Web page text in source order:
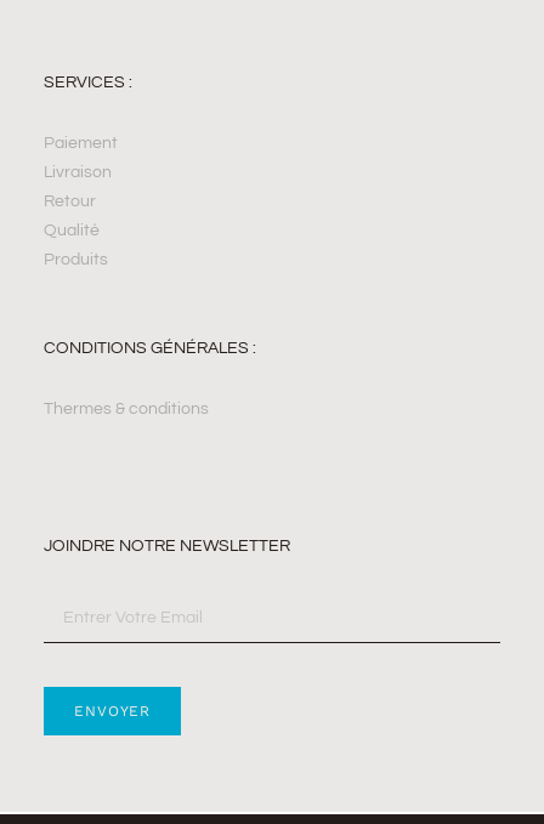
SERVICES :
Paiement
Livraison
Retour
Qualité
Produits
CONDITIONS GÉNÉRALES :
Thermes & conditions
JOINDRE NOTRE NEWSLETTER
ENVOYER